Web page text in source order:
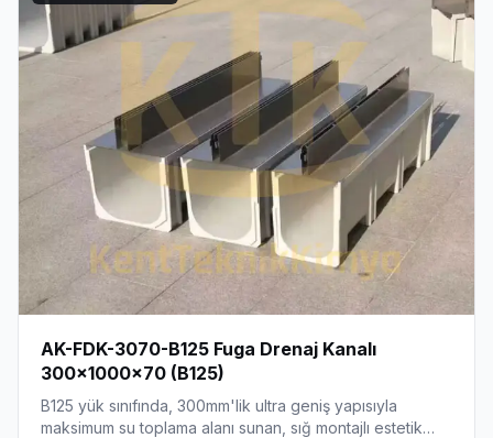
AK-FDK-3070-B125 Fuga Drenaj Kanalı
300x1000x70 (B125)
B125 yük sınıfında, 300mm'lik ultra geniş yapısıyla
maksimum su toplama alanı sunan, sığ montajlı estetik…